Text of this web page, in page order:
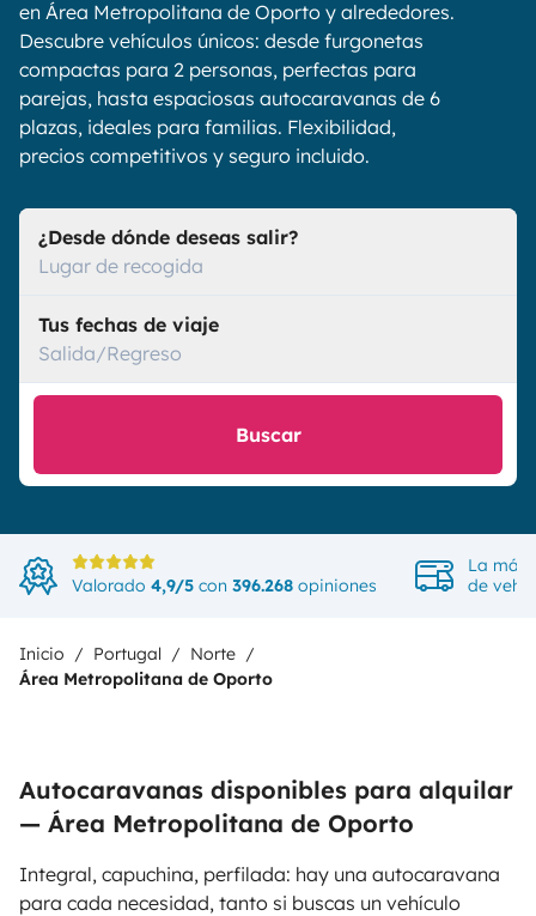
en Área Metropolitana de Oporto y alrededores.
Descubre vehículos únicos: desde furgonetas
compactas para 2 personas, perfectas para
parejas, hasta espaciosas autocaravanas de 6
plazas, ideales para familias. Flexibilidad,
precios competitivos y seguro incluido.
¿Desde dónde deseas salir?
Lugar de recogida
Tus fechas de viaje
Salida/Regreso
Buscar
Valorado 4,9/5 con 396.268 opiniones
La más
de
Inicio Portugal
Norte
Área Metropolitana de Oporto
Autocaravanas disponibles para alquilar
— Área Metropolitana de Oporto
Integral, capuchina, perfilada: hay una autocaravana
para cada necesidad, tanto si buscas un vehículo